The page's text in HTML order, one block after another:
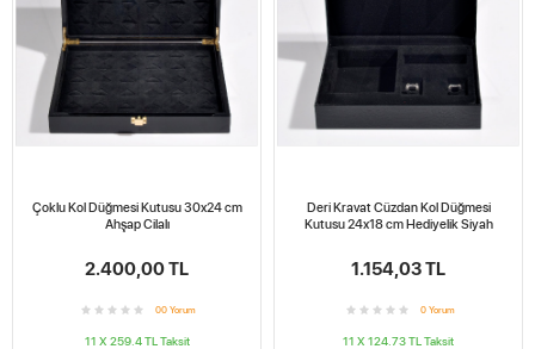
Çoklu Kol Düğmesi Kutusu 30x24 cm
Ahşap Cilalı
2.400,00 TL
00 Yorum
11 X 259.4 TL Taksit
Deri Kravat Cüzdan Kol Düğmesi
Kutusu 24x18 cm Hediyelik Siyah
1.154,03 TL
0 Yorum
11 X 124.73 TL Taksit